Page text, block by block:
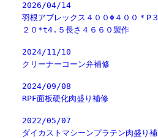
2026/04/14
羽根アブレックス４００Φ４００＊P３
２０*t4.５長さ４６６０製作
2024/11/10
クリーナーコーン弁補修
2024/09/08
RPF面板硬化肉盛り補修
2022/05/07
ダイカストマシーンプラテン肉盛り補